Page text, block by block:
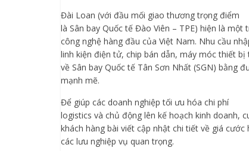
Đài Loan (với đầu mối giao thương trọng điểm
là Sân bay Quốc tế Đào Viên – TPE) hiện là
công nghệ hàng đầu của Việt Nam. Nhu cầu
linh kiện điện tử, chip bán dẫn, máy móc thiết
về Sân bay Quốc tế Tân Sơn Nhất (SGN) bằng
mạnh mẽ.
Để giúp các doanh nghiệp tối ưu hóa chi phí
logistics và chủ động lên kế hoạch kinh doanh,
khách hàng bài viết cập nhật chi tiết về giá cước
các lưu nghiệp vụ quan trọng.